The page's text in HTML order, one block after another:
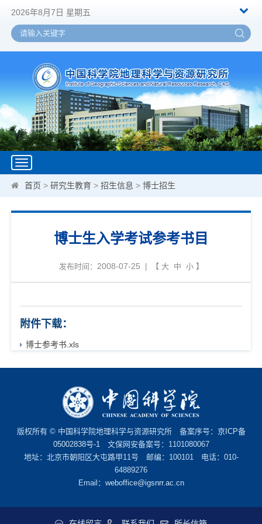
2026年8月7日 星期五
Toggle
navigation
首页 >研究生教育 >招生信息 >博士招生
博士生入学考试参考书目
发布时间： 2008-07-25 | 【 大 中 小】
附件下载：
博士参考书.xls
版权所有 © 中国科学院地理科学与资源研究所 备案序号： 京ICP备
05002838号-1文保网安备案号：1101080067
地址：北京市朝阳区大屯路甲11号 邮编：100101 电话：010-
64889276
Email： weboffice@igsnrr.ac.cn